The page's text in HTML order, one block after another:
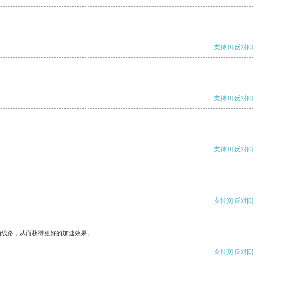
支持[0] 反对[0]
支持[0] 反对[0]
支持[0] 反对[0]
支持[0] 反对[0]
路，从而获得更好的加速效果。
支持[0] 反对[0]